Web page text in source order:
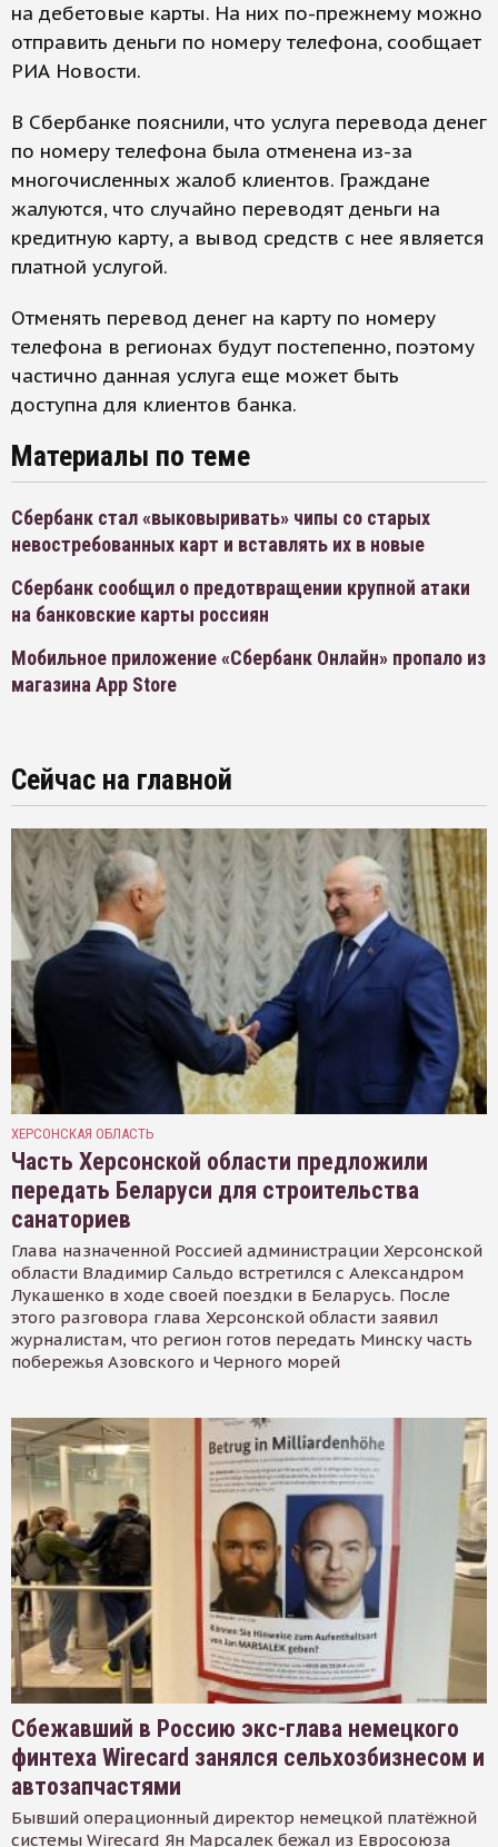
на дебетовые карты. На них по-прежнему можно
отправить деньги по номеру телефона, сообщает
РИА Новости.
В Сбербанке пояснили, что услуга перевода денег
по номеру телефона была отменена из-за
многочисленных жалоб клиентов. Граждане
жалуются, что случайно переводят деньги на
кредитную карту, а вывод средств с нее является
платной услугой.
Отменять перевод денег на карту по номеру
телефона в регионах будут постепенно, поэтому
частично данная услуга еще может быть
доступна для клиентов банка.
Материалы по теме
Сбербанк стал «выковыривать» чипы со старых
невостребованных карт и вставлять их в новые
Сбербанк сообщил о предотвращении крупной атаки
на банковские карты россиян
Мобильное приложение «Сбербанк Онлайн» пропало из
магазина App Store
Сейчас на главной
ХЕРСОНСКАЯ ОБЛАСТЬ
Часть Херсонской области предложили
передать Беларуси для строительства
санаториев
Глава назначенной Россией администрации Херсонской
области Владимир Сальдо встретился с Александром
Лукашенко в ходе своей поездки в Беларусь. После
этого разговора глава Херсонской области заявил
журналистам, что регион готов передать Минску часть
побережья Азовского и Черного морей
Сбежавший в Россию экс-глава немецкого
финтеха Wirecard занялся сельхозбизнесом и
автозапчастями
Бывший операционный директор немецкой платёжной
системы Wirecard Ян Марсалек бежал из Евросоюза